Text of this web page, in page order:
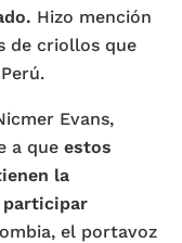
Hizo mención
de criollos que
Evans,
a que estos
la
participar
el portavoz